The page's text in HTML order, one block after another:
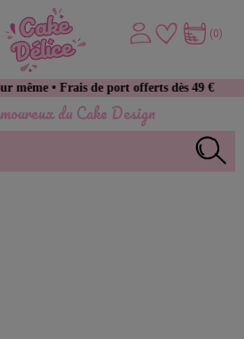
du Cake Design
• Frais de port offerts dès 49 € d’achat
(0)